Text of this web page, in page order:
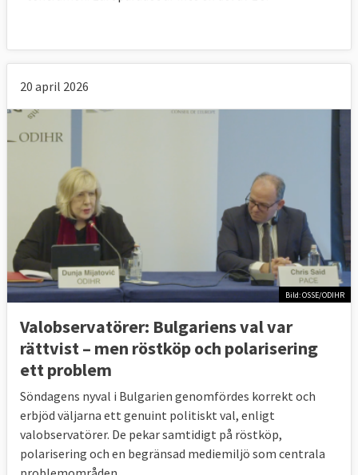
20 april 2026
Bild: OSSE/ODIHR
Valobservatörer: Bulgariens val var
rättvist – men röstköp och polarisering
ett problem
Söndagens nyval i Bulgarien genomfördes korrekt och
erbjöd väljarna ett genuint politiskt val, enligt
valobservatörer. De pekar samtidigt på röstköp,
polarisering och en begränsad mediemiljö som centrala